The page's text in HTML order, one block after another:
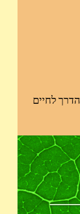
לחיים